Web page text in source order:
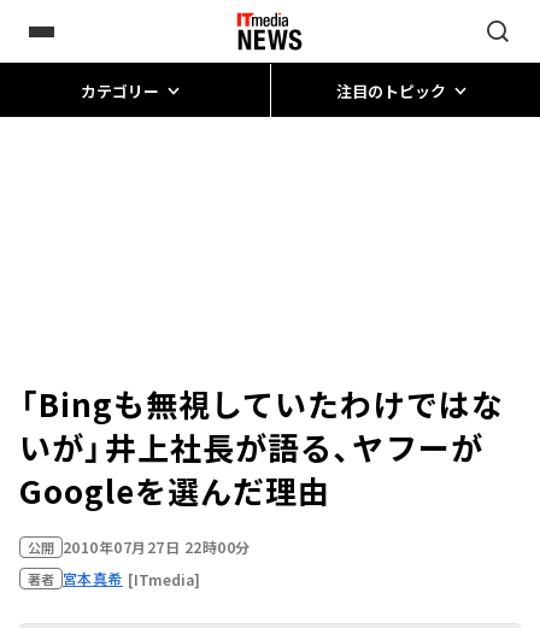
カテゴリー 注目のトピック
「Bingも無視していたわけではな
いが」――井上社長が語る、ヤフーが
Googleを選んだ理由
公開 2010年07月27日 22時00分
著者 宮本真希 [ITmedia]